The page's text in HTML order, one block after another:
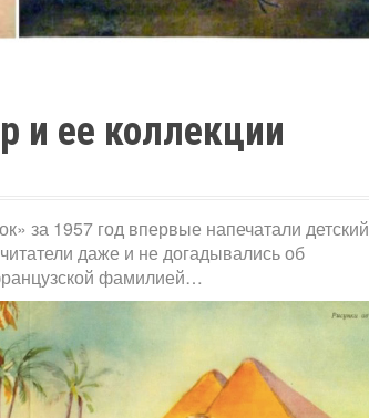
ее коллекции
за 1957 год впервые напечатали детский
даже и не догадывались об
фамилией…